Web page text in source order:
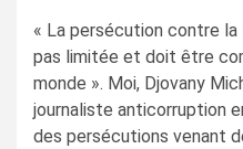
« La persécution contre
pas limitée et doit être
monde ». Moi, Djovany
journaliste anticorruption
des persécutions venant